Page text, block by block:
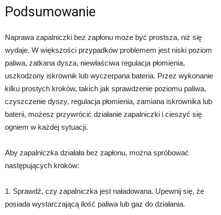
Podsumowanie
Naprawa zapalniczki bez zapłonu może być prostsza, niż się
wydaje. W większości przypadków problemem jest niski poziom
paliwa, zatkana dysza, niewłaściwa regulacja płomienia,
uszkodzony iskrownik lub wyczerpana bateria. Przez wykonanie
kilku prostych kroków, takich jak sprawdzenie poziomu paliwa,
czyszczenie dyszy, regulacja płomienia, zamiana iskrownika lub
baterii, możesz przywrócić działanie zapalniczki i cieszyć się
ogniem w każdej sytuacji.
Aby zapalniczka działała bez zapłonu, można spróbować
następujących kroków:
1. Sprawdź, czy zapalniczka jest naładowana. Upewnij się, że
posiada wystarczającą ilość paliwa lub gaz do działania.